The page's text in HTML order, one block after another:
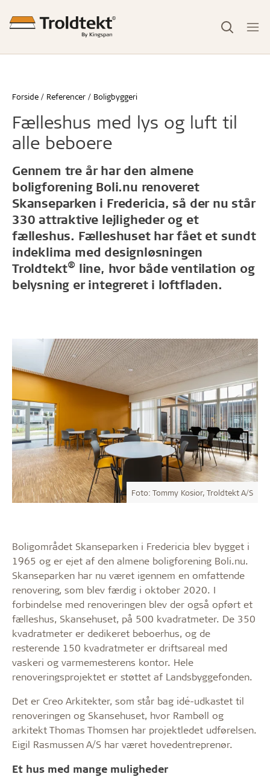
Forside Referencer Boligbyggeri
Fælleshus med lys og luft til
alle beboere
Gennem tre år har den almene
boligforening Boli.nu renoveret
Skanseparken i Fredericia, så der nu står
330 attraktive lejligheder og et
fælleshus. Fælleshuset har fået et sundt
indeklima med designløsningen
Troldtekt® line, hvor både ventilation og
belysning er integreret i loftfladen.
Foto: Tommy Kosior, Troldtekt A/S
Boligområdet Skanseparken i Fredericia blev bygget i
1965 og er ejet af den almene boligforening Boli.nu.
Skanseparken har nu været igennem en omfattende
renovering, som blev færdig i oktober 2020. I
forbindelse med renoveringen blev der også opført et
fælleshus, Skansehuset, på 500 kvadratmeter. De 350
kvadratmeter er dedikeret beboerhus, og de
resterende 150 kvadratmeter er driftsareal med
vaskeri og varmemesterens kontor. Hele
renoveringsprojektet er støttet af Landsbyggefonden.
Det er Creo Arkitekter, som står bag idé-udkastet til
renoveringen og Skansehuset, hvor Rambøll og
arkitekt Thomas Thomsen har projektledet udførelsen.
Eigil Rasmussen A/S har været hovedentreprenør.
Et hus med mange muligheder